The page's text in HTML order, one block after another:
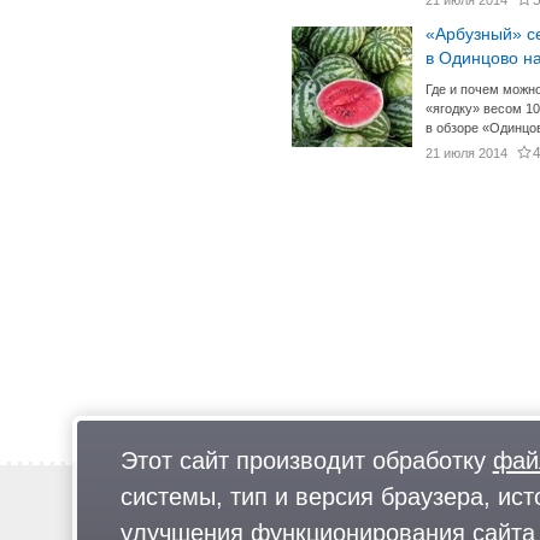
«Арбузный»
в Одинцово
Где и почем
«ягодку» весом
в обзоре
21 июля 2014
Новости
Предложи новость
Этот сайт производит обработку
системы, тип и версия браузера,
улучшения функционирования